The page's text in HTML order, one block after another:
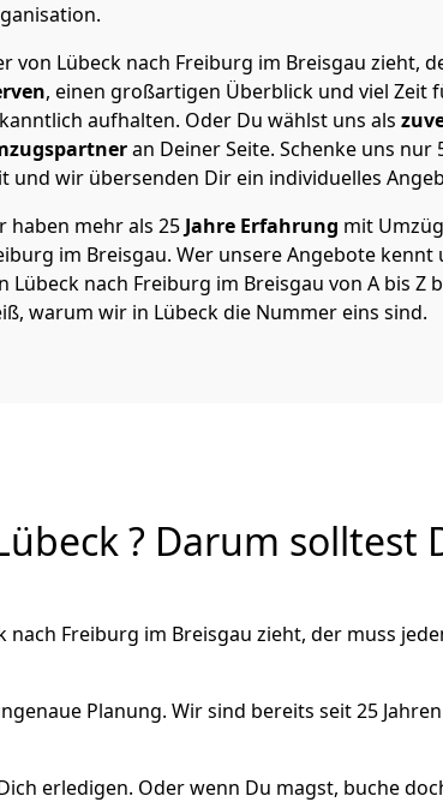
von Lübeck nach Freiburg im Breisgau zieht,
, einen großartigen Überblick und viel Zeit
aufhalten. Oder Du wählst uns als
an Deiner Seite. Schenke uns nur
und wir übersenden Dir ein individuelles
haben mehr als 25 Jahre Erfahrung mit
im Breisgau. Wer unsere Angebote kennt
Lübeck nach Freiburg im Breisgau von A bis Z
warum wir in Lübeck die Nummer eins sind.
? Darum solltest
Freiburg im Breisgau zieht, der muss
Planung. Wir sind bereits seit 25
erledigen. Oder wenn Du magst, buche